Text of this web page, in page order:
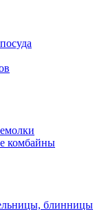
комбайны
блинницы